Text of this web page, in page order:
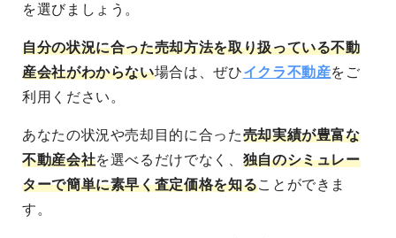
を選びましょう。
自分の状況に合った売却方法を取り扱っている不動
産会社がわからない場合は、ぜひイクラ不動産をご
利用ください。
あなたの状況や売却目的に合った売却実績が豊富な
不動産会社を選べる だけでなく、 独自のシミュレー
ターで簡単に素早く査定価格を知ることができま
す。